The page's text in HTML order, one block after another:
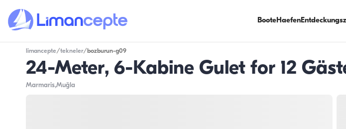
BooteHaefen
limancepte/tekneler/ bozburun-g09
24-Meter, 6-Kabine Gulet for 12
Marmaris,Muğla